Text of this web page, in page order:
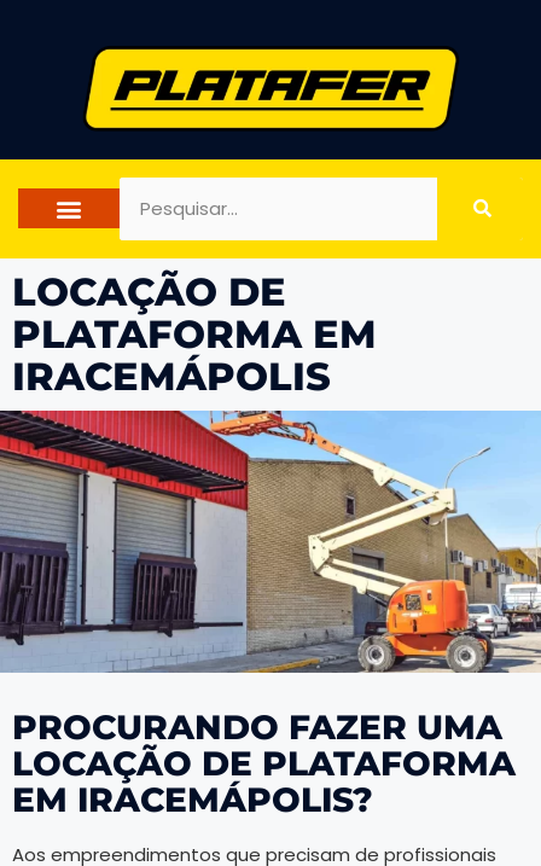
LOCAÇÃO DE
PLATAFORMA EM
IRACEMÁPOLIS
PROCURANDO FAZER UMA
LOCAÇÃO DE PLATAFORMA
EM IRACEMÁPOLIS?
Aos empreendimentos que precisam de profissionais